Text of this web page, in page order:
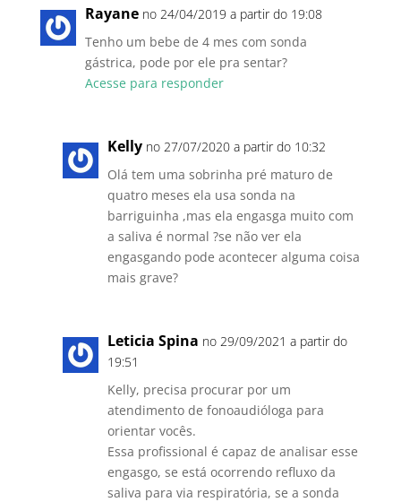
Rayane no 24/04/2019 a partir do 19:08
Tenho um bebe de 4 mes com sonda
gástrica, pode por ele pra sentar?
Acesse para responder
Kelly no 27/07/2020 a partir do 10:32
Olá tem uma sobrinha pré maturo de
quatro meses ela usa sonda na
barriguinha ,mas ela engasga muito com
a saliva é normal ?se não ver ela
engasgando pode acontecer alguma coisa
mais grave?
Leticia Spina no 29/09/2021 a partir do
19:51
Kelly, precisa procurar por um
atendimento de fonoaudióloga para
orientar vocês.
Essa profissional é capaz de analisar esse
engasgo, se está ocorrendo refluxo da
saliva para via respiratória, se a sonda